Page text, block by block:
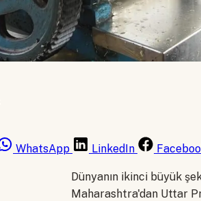
WhatsApp LinkedIn
Dünyanın ikinci büyük
Maharashtra'dan Uttar